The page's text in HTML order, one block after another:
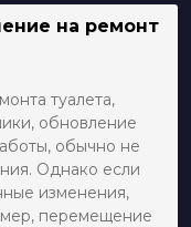
на ремонт
туалета,
обновление
обычно не
Однако если
изменения,
перемещение